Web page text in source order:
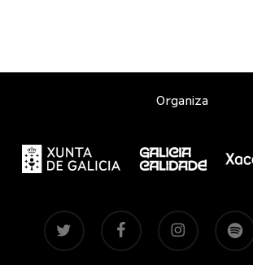
Organiza
twitter facebook instagram spotify